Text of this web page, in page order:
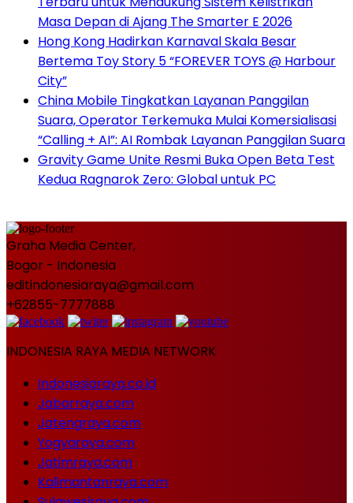
Masa Depan di Ajang The Smarter E 2026
Hong Kong Hadirkan Karnaval Skala Besar
Bertema Toy Story 5 “FOREVER TOYS @ Harbour
City”
China Mobile Tingkatkan Layanan Panggilan
Suara, Operator Terkemuka Mulai Komersialisasi
“Calling + AI”: AI Rombak Layanan Panggilan Suara
Gravity Game Unite Resmi Buka Open Beta Test
Kedua Ragnarok Zero: Global untuk PC
Graha Media Center,
Bogor - Indonesia
editindonesiaraya@gmail.com
+62855-7777888
INDONESIA RAYA MEDIA NETWORK
Indonesiaraya.co.id
Jabarraya.com
Jatengraya.com
Yogyaraya.com
Jatimraya.com
Kalimantanraya.com